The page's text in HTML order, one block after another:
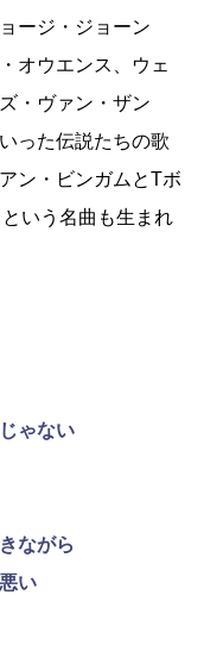
ージ・ジョーン
オウエンス、ウェ
・ヴァン・ザン
った伝説たちの歌
ン・ビンガムとTボ
いう名曲も生まれ
ゃない
ながら
い